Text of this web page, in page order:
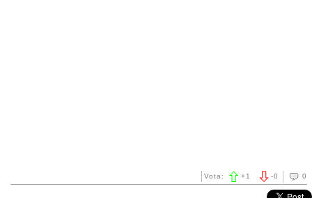
0
-0
Vota: +1